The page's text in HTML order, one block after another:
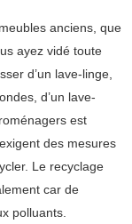
anciens, que
ayez vidé toute
d’un lave-linge,
d’un lave-
est
des mesures
Le recyclage
car de
polluants.